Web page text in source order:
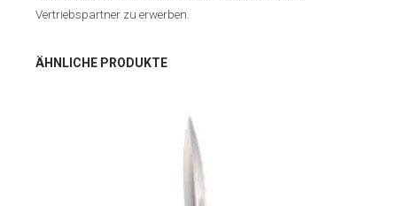
Vertriebspartner zu erwerben.
ÄHNLICHE PRODUKTE